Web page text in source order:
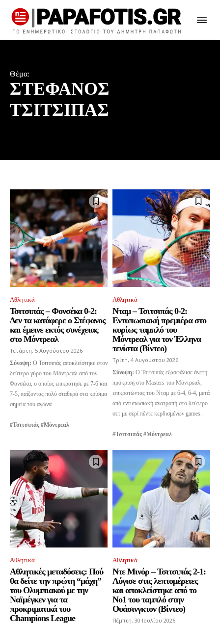
Θέμα:
ΣΤΕΦΑΝΟΣ
ΤΣΙΤΣΙΠΑΣ
Αθλητικά
Τσιτσιπάς – Φονσέκα 0-2:
Δεν τα κατάφερε ο Στέφανος
και έμεινε εκτός συνέχειας
στο Μόντρεαλ
Τετάρτη, 5 Αυγούστου 2026
Σύνοψη: Ο Τσιτσιπάς αποκλείστηκε στον
δεύτερο γύρο του Μόντρεαλ από τον
Φονσέκα, ο οποίος επικράτησε με 7-6 και
7-5, παίζοντας πολύ σταθερά στα κρίσιμα
σημεία του αγώνα.
#Τσιτσιπάς #Μόντρεαλ
Αθλητικά
Νταμ – Τσιτσιπάς 0-2:
Εντυπωσιακή πρεμιέρα στο
κυρίως ταμπλό του
Μόντρεαλ για τον Έλληνα
τενίστα (Βίντεο)
Τρίτη, 4 Αυγούστου 2026
Σύνοψη: Ο Τσιτσιπάς εξασφάλισε άνετη
πρόκριση στο Masters του Μόντρεαλ,
επικρατώντας του Νταμ με 6-4, 6-4, μετά
από εντυπωσιακή ανατροπή στο δεύτερο
σετ με σερί πέντε κερδισμένων games.
#Τσιτσιπάς #Μόντρεαλ
Αθλητικά
Αθλητικές μεταδόσεις: Πού
θα δείτε την πρώτη “μάχη”
του Ολυμπιακού με την
Ναϊμέγκεν για τα
προκριματικά του
Champions League
Αθλητικά
Ντε Μινόρ – Τσιτσιπάς 2-1:
Λύγισε στις λεπτομέρειες
και αποκλείστηκε από το
Νο1 του ταμπλό στην
Ουάσινγκτον (Βίντεο)
Πέμπτη, 30 Ιουλίου 2026